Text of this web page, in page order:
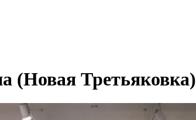
(Новая Третьяковка)